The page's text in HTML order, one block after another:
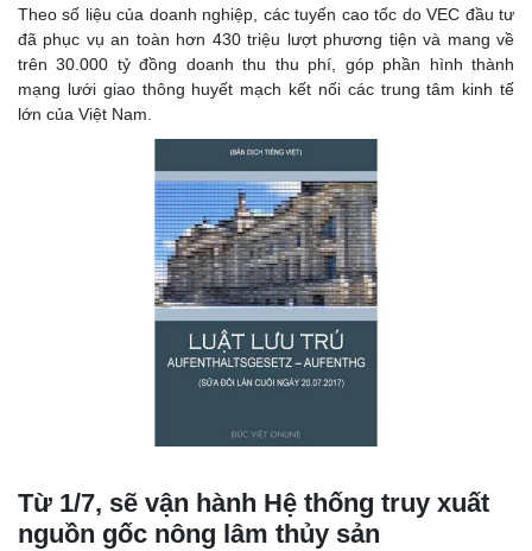
Theo số liệu của doanh nghiệp, các tuyến cao tốc do VEC đầu tư
đã phục vụ an toàn hơn 430 triệu lượt phương tiện và mang về
trên 30.000 tỷ đồng doanh thu thu phí, góp phần hình thành
mạng lưới giao thông huyết mạch kết nối các trung tâm kinh tế
lớn của Việt Nam.
Từ 1/7, sẽ vận hành Hệ thống truy xuất
nguồn gốc nông lâm thủy sản